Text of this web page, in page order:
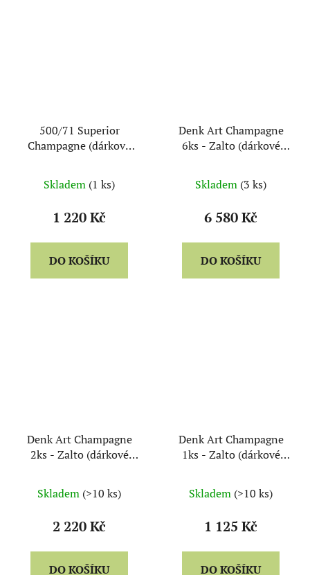
500/71 Superior
Champagne (dárková
Skladem (1 ks)
1 220 Kč
DO KOŠÍKU
Denk Art Champagne
6ks - Zalto (dárkové
Skladem (3 ks)
6 580 Kč
DO KOŠÍKU
Denk Art Champagne
2ks - Zalto (dárkové
Skladem (>10 ks)
2 220 Kč
DO KOŠÍKU
Denk Art Champagne
1ks - Zalto (dárkové
Skladem (>10 ks)
1 125 Kč
DO KOŠÍKU